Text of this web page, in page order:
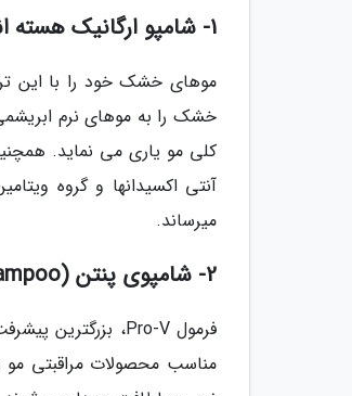
1- شامپو ارگانیک هسته انگور و روغن زیتون پتال فرش (Petal Fresh)
موهای خشک خود را با این
کلی مو یاری می نماید.
میرساند.
2- شامپوی پنتن (Pantene Pro-V Total Damage Care Shampoo)